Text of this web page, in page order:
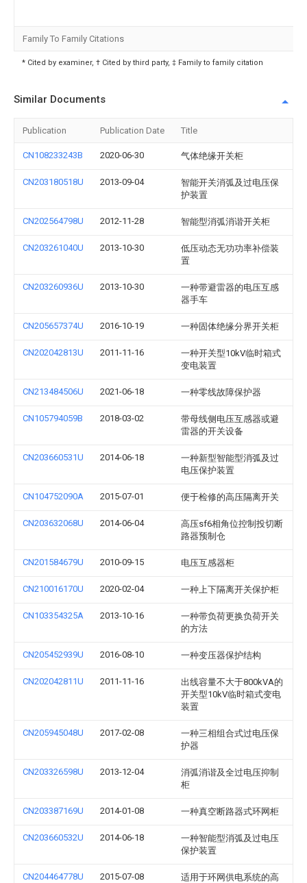
Family To Family Citations
* Cited by examiner, † Cited by third party, ‡ Family to family citation
Similar Documents
Publication Publication Date Title
CN108233243B 2020-06-30 气体绝缘开关柜
CN203180518U 2013-09-04
智能开关消弧及过电压保
护装置
CN202564798U 2012-11-28 智能型消弧消谐开关柜
CN203261040U 2013-10-30
低压动态无功功率补偿装
置
CN203260936U 2013-10-30
一种带避雷器的电压互感
器手车
CN205657374U 2016-10-19 一种固体绝缘分界开关柜
CN202042813U 2011-11-16
一种开关型10kV临时箱式
变电装置
CN213484506U 2021-06-18 一种零线故障保护器
CN105794059B 2018-03-02
带母线侧电压互感器或避
雷器的开关设备
CN203660531U 2014-06-18
一种新型智能型消弧及过
电压保护装置
CN104752090A 2015-07-01 便于检修的高压隔离开关
CN203632068U 2014-06-04
高压sf6相角位控制投切断
路器预制仓
CN201584679U 2010-09-15 电压互感器柜
CN210016170U 2020-02-04 一种上下隔离开关保护柜
CN103354325A 2013-10-16
一种带负荷更换负荷开关
的方法
CN205452939U 2016-08-10 一种变压器保护结构
CN202042811U 2011-11-16
出线容量不大于800kVA的
开关型10kV临时箱式变电
装置
CN205945048U 2017-02-08
一种三相组合式过电压保
护器
CN203326598U 2013-12-04
消弧消谐及全过电压抑制
柜
CN203387169U 2014-01-08 一种真空断路器式环网柜
CN203660532U 2014-06-18
一种智能型消弧及过电压
保护装置
CN204464778U 2015-07-08
适用于环网供电系统的高